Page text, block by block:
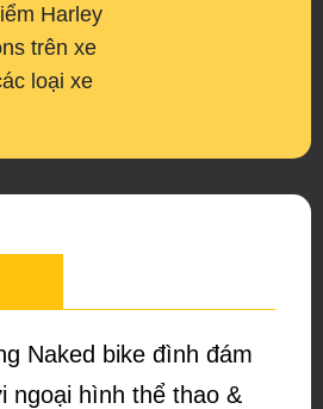
Harley
trên xe
loại xe
Naked bike đình đám
ngoại hình thể thao &